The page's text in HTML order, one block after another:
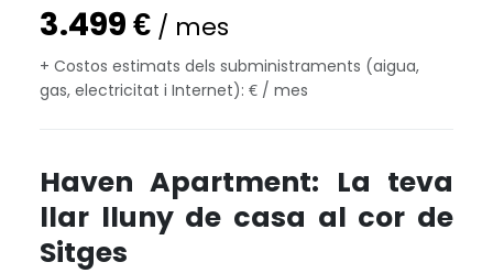
3.499 € / mes
+ Costos estimats dels subministraments (aigua,
gas, electricitat i Internet): € / mes
Haven Apartment: La teva
llar lluny de casa al cor de
Sitges